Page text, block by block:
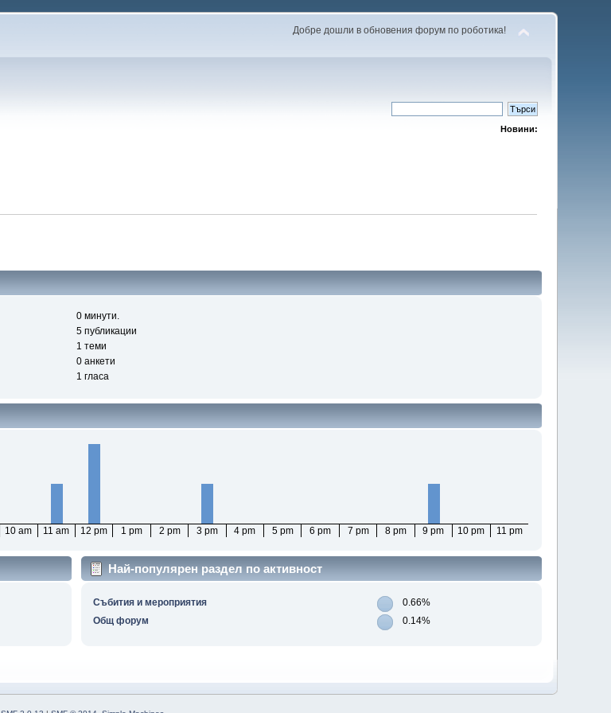
Добре дошли в обновения форум по роботика!
Новини:
0 минути.
5 публикации
1 теми
0 анкети
1 гласа
10 am 11 am 12 pm 1 pm 2 pm 3 pm 4 pm 5 pm 6 pm 7 pm 8 pm 9 pm 10 pm 11 pm
Най-популярен раздел по активност
Събития и мероприятия
0.66%
Общ форум
0.14%